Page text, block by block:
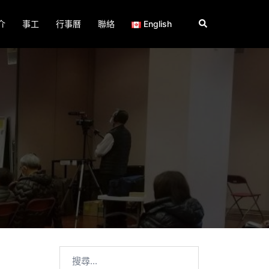
事工 行事曆 聯絡 English Search